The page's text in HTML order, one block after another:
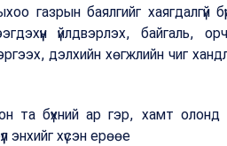
газрын баялгийг хаягдалгүй
үйлдвэрлэх, байгаль,
дэлхийн хөгжлийн чиг
та бүхний ар гэр, хамт
энхийг хүсэн ерөөе